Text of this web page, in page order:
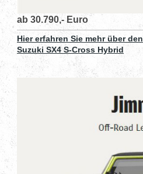
ab 30.790,- Euro
Hier erfahren Sie mehr über den
Suzuki SX4 S-Cross Hybrid